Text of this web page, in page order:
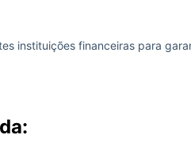
instituições financeiras para